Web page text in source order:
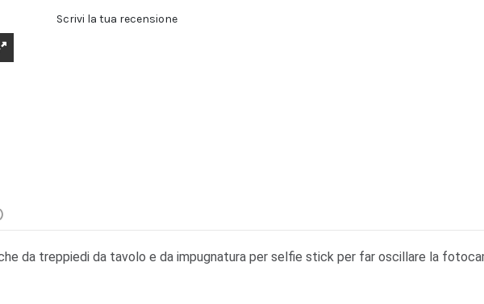
Scrivi la tua recensione
da treppiedi da tavolo e da impugnatura per selfie stick per far oscillare la